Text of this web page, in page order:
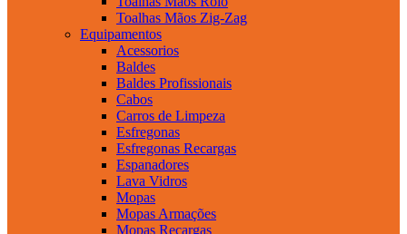
Toalhas Mãos Zig-Zag
Equipamentos
Acessorios
Baldes
Baldes Profissionais
Cabos
Carros de Limpeza
Esfregonas
Esfregonas Recargas
Espanadores
Lava Vidros
Mopas
Mopas Armações
Mopas Recargas